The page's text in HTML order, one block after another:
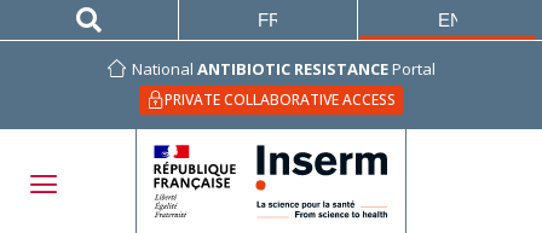
National ANTIBIOTIC RESISTANCEPortal
PRIVATE COLLABORATIVE ACCESS
FRANÇAIS ENGLISH